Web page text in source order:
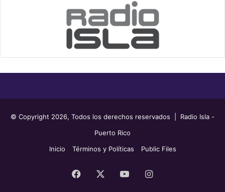
© Copyright 2026, Todos los derechos reservados | Radio Isla -
Puerto Rico
Inicio
Términos y Políticas Public Files
Facebook YouTubeInstagram